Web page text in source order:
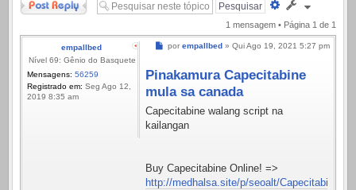
Responder
Pesquisa
avançada
1 mensagem • Página 1 de 1
empallbed
Nível 69: Gênio do Basquete
Mensagens: 56259
Registrado em: Seg Ago 12,
2019 8:35 am
Mensagem
por empallbed » Qui Ago 19, 2021 5:27 pm
Pinakamura Capecitabine
mula sa canada
Capecitabine walang script na
kailangan
Buy Capecitabine Online! =>
http://medhalsa.site/p/seoalt/